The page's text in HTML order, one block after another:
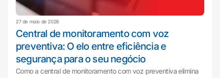
27 de maio de 2026
Central de monitoramento com voz
preventiva: O elo entre eficiência e
segurança para o seu negócio
Como a central de monitoramento com voz preventiva elimina